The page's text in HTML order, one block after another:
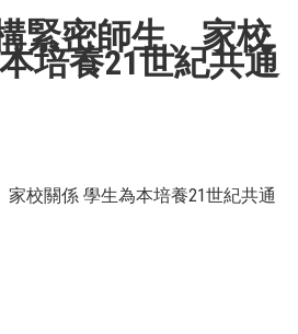
緊密師生、家校
培養21世紀共通
家校關係 學生為本培養21世紀共通